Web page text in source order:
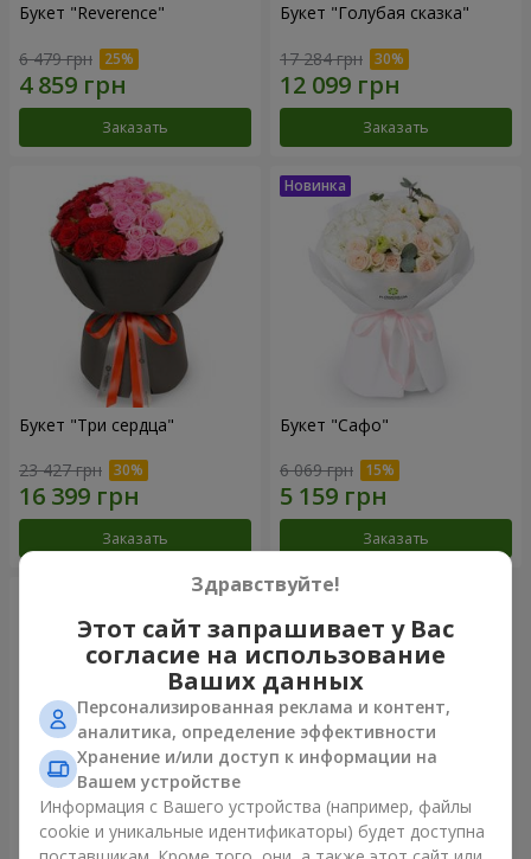
Букет "Reverence"
6 479 грн
Заказать
Букет "Голубая сказка"
17 284 грн
Заказать
Букет "Три сердца"
23 427 грн
Заказать
Букет "Сафо"
6 069 грн
Заказать
Букет "Tarnis"
Здравствуйте!
Этот сайт запрашивает у Вас
согласие на использование
Ваших данных
Персонализированная реклама и контент,
аналитика, определение эффективности
Хранение и/или доступ к информации на
Вашем устройстве
Информация с Вашего устройства (например, файлы
cookie и уникальные идентификаторы) будет доступна